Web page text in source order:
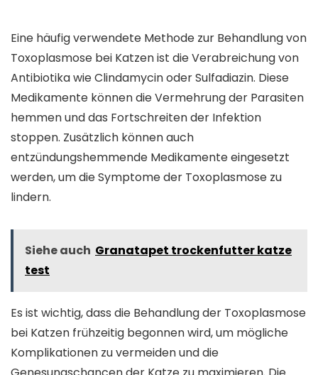
Eine häufig verwendete Methode zur Behandlung von
Toxoplasmose bei Katzen ist die Verabreichung von
Antibiotika wie Clindamycin oder Sulfadiazin. Diese
Medikamente können die Vermehrung der Parasiten
hemmen und das Fortschreiten der Infektion
stoppen. Zusätzlich können auch
entzündungshemmende Medikamente eingesetzt
werden, um die Symptome der Toxoplasmose zu
lindern.
Siehe auch Granatapet trockenfutter katze
test
Es ist wichtig, dass die Behandlung der Toxoplasmose
bei Katzen frühzeitig begonnen wird, um mögliche
Komplikationen zu vermeiden und die